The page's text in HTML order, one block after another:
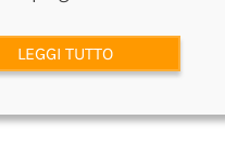
LEGGI TUTTO